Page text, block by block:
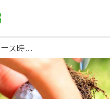
【新ルール】リプレース時に球の向きを変えるのは、許される? 許されない?